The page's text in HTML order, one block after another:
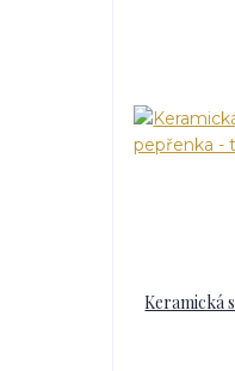
Keramická